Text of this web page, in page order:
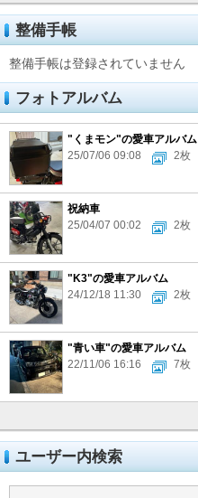
整備手帳
整備手帳は登録されていません
フォトアルバム
"くまモン"の愛車アルバム
25/07/06 09:08
2枚
祝納車
25/04/07 00:02
2枚
"K3"の愛車アルバム
24/12/18 11:30
2枚
"青い車"の愛車アルバム
22/11/06 16:16
7枚
ユーザー内検索